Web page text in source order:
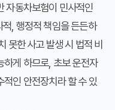
자동차보험이 민사적인
, 행정적 책임을 든든하
못한 사고 발생 시 법적 비
하게 하므로, 초보 운전자
인 안전장치라 할 수 있